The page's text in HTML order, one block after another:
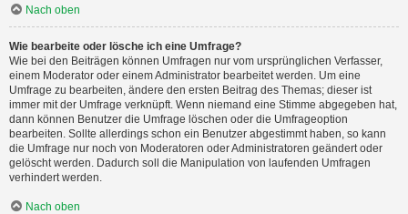
Nach oben
Wie bearbeite oder lösche ich eine Umfrage?
Wie bei den Beiträgen können Umfragen nur vom ursprünglichen Verfasser,
einem Moderator oder einem Administrator bearbeitet werden. Um eine
Umfrage zu bearbeiten, ändere den ersten Beitrag des Themas; dieser ist
immer mit der Umfrage verknüpft. Wenn niemand eine Stimme abgegeben hat,
dann können Benutzer die Umfrage löschen oder die Umfrageoption
bearbeiten. Sollte allerdings schon ein Benutzer abgestimmt haben, so kann
die Umfrage nur noch von Moderatoren oder Administratoren geändert oder
gelöscht werden. Dadurch soll die Manipulation von laufenden Umfragen
verhindert werden.
Nach oben